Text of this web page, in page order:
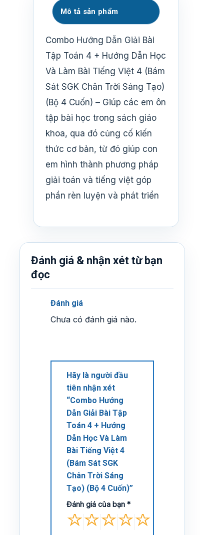
Mô tả sản phẩm
Combo Hướng Dẫn Giải Bài
Tập Toán 4 + Hướng Dẫn Học
Và Làm Bài Tiếng Việt 4 (Bám
Sát SGK Chân Trời Sáng Tạo)
(Bộ 4 Cuốn) – Giúp các em ôn
tập bài học trong sách giáo
khoa, qua đó củng cố kiến
thức cơ bản, từ đó giúp con
em hình thành phương pháp
giải toán và tiếng việt góp
phần rèn luyện và phát triển
Đánh giá & nhận xét từ bạn
đọc
Đánh giá
Chưa có đánh giá nào.
Hãy là người đầu
tiên nhận xét
“Combo Hướng
Dẫn Giải Bài Tập
Toán 4 + Hướng
Dẫn Học Và Làm
Bài Tiếng Việt 4
(Bám Sát SGK
Chân Trời Sáng
Tạo) (Bộ 4 Cuốn)”
Đánh giá của bạn *